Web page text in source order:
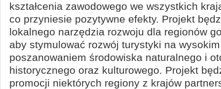
kształcenia zawodowego we wszystkich
co przyniesie pozytywne efekty. Projekt
lokalnego narzędzia rozwoju dla regionów
aby stymulować rozwój turystyki na
poszanowaniem środowiska naturalnego i
historycznego oraz kulturowego. Projekt
promocji niektórych regiony z krajów